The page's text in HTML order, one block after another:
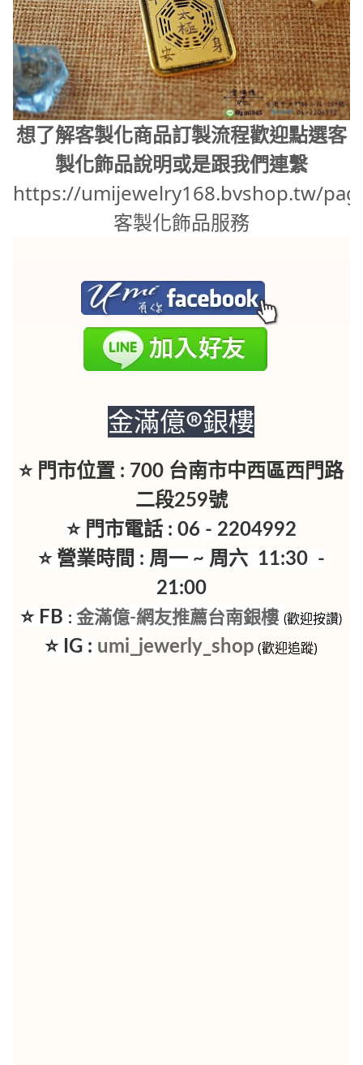
想了解客製化商品訂製流程歡迎點選客
製化飾品說明或是跟我們連繫
https://umijewelry168.bvshop.tw/
客製化飾品服務
金滿億®銀樓
⭐ 門市位置 : 700 台南市中西區西門路
二段259號
⭐ 門市電話 : 06 - 2204992
⭐ 營業時間 : 周一 ~ 周六 11:30 -
21:00
⭐ FB :金滿億-網友推薦台南銀樓 (歡迎按讚)
⭐ IG : umi_jewerly_shop (歡迎追蹤)